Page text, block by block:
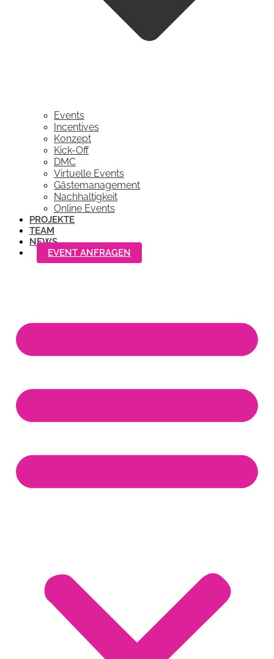
Events
Incentives
Konzept
Kick-Off
DMC
Virtuelle Events
Gästemanagement
Nachhaltigkeit
Online Events
PROJEKTE
TEAM
NEWS
EVENT ANFRAGEN